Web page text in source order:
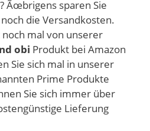
Ãœbrigens sparen Sie
die Versandkosten.
mal von unserer
obi Produkt bei Amazon
Sie sich mal in unserer
Prime Produkte
Sie sich immer über
Lieferung